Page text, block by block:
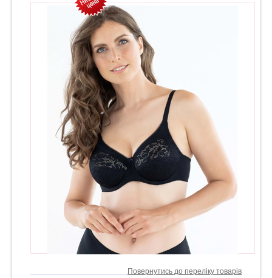
Повернутись до переліку товарів